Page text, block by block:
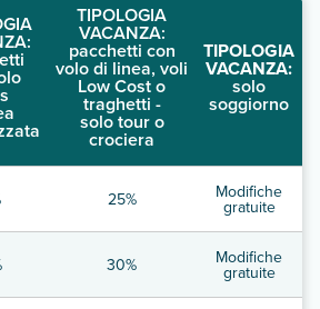
TIPOLOGIA
VACANZA:
pacchetti con
volo di linea, voli
Low Cost o
traghetti -
solo tour o
crociera
TIPOLOGIA
VACANZA:
solo
soggiorno
25% Modifiche
gratuite
30% Modifiche
gratuite